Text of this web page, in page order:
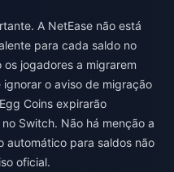
A NetEase não está
para cada saldo no
jogadores a migrarem
o aviso de migração
Coins expirarão
Switch. Não há menção a
automático para saldos não
oficial.